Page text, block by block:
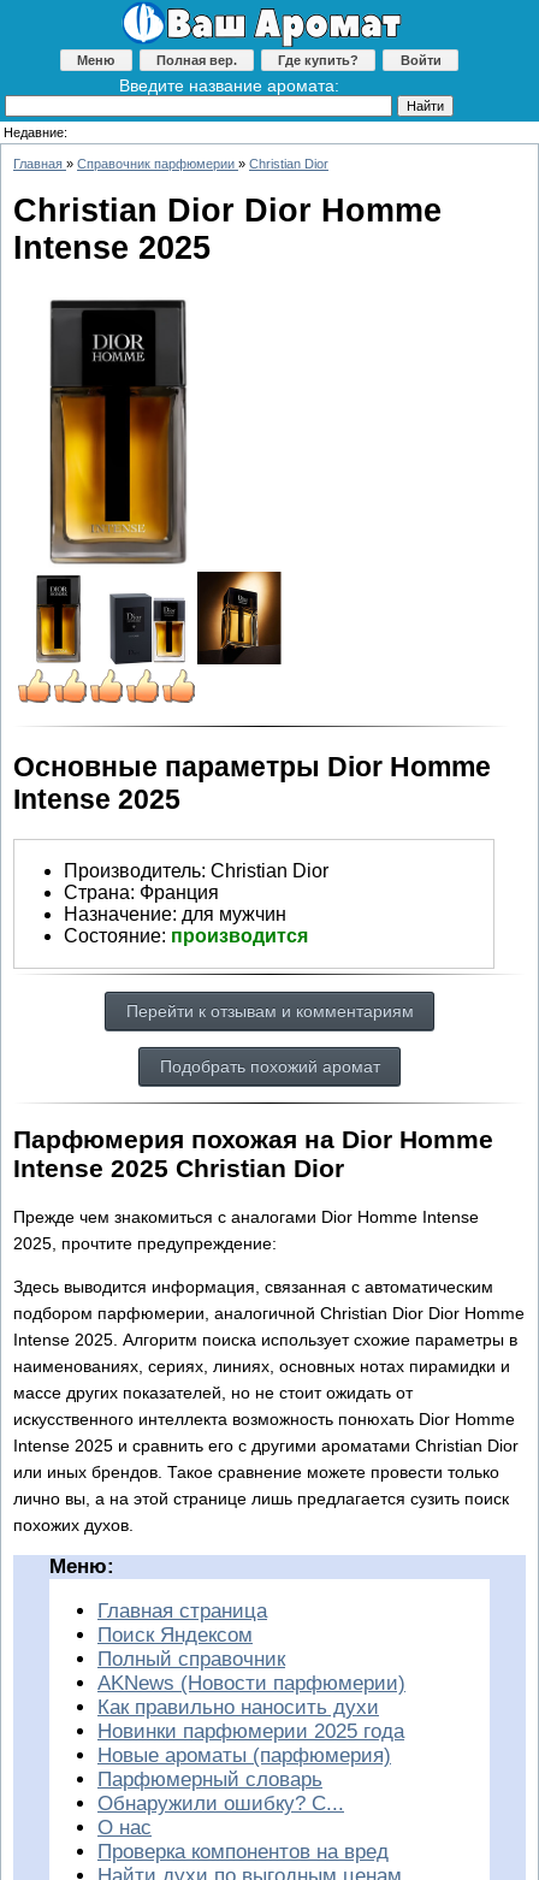
Меню Полная вер. Где купить? Войти
Введите название аромата:
Недавние:
Главная » Справочник парфюмерии » Christian Dior
Christian Dior Dior Homme
Intense 2025
Основные параметры Dior Homme
Intense 2025
Производитель: Christian Dior
Страна: Франция
Назначение: для мужчин
Состояние: производится
Перейти к отзывам и комментариям
Подобрать похожий аромат
Парфюмерия похожая на Dior Homme
Intense 2025 Christian Dior
Прежде чем знакомиться с аналогами Dior Homme Intense
2025, прочтите предупреждение:
Здесь выводится информация, связанная с автоматическим
подбором парфюмерии, аналогичной Christian Dior Dior Homme
Intense 2025. Алгоритм поиска использует схожие параметры в
наименованиях, сериях, линиях, основных нотах пирамидки и
массе других показателей, но не стоит ожидать от
искусственного интеллекта возможность понюхать Dior Homme
Intense 2025 и сравнить его с другими ароматами Christian Dior
или иных брендов. Такое сравнение можете провести только
лично вы, а на этой странице лишь предлагается сузить поиск
похожих духов.
Меню:
Главная страница
Поиск Яндексом
Полный справочник
AKNews (Новости парфюмерии)
Как правильно наносить духи
Новинки парфюмерии 2025 года
Новые ароматы (парфюмерия)
Парфюмерный словарь
Обнаружили ошибку? С...
О нас
Проверка компонентов на вред